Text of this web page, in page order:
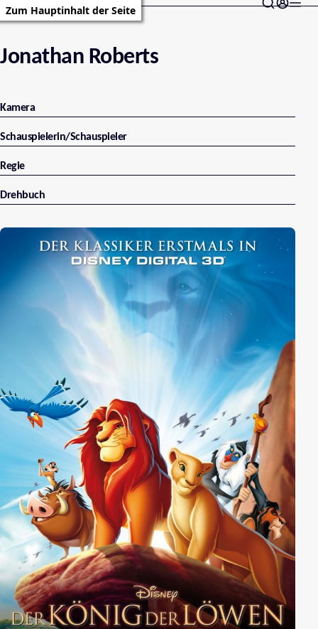
Zum Hauptinhalt der Seite
Jonathan Roberts
Kamera
Schauspielerin/Schauspieler
Regie
Drehbuch